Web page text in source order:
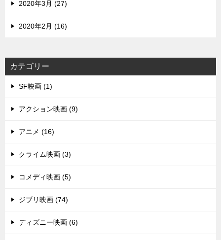
2020年3月 (27)
2020年2月 (16)
カテゴリー
SF映画 (1)
アクション映画 (9)
アニメ (16)
クライム映画 (3)
コメディ映画 (5)
ジブリ映画 (74)
ディズニー映画 (6)